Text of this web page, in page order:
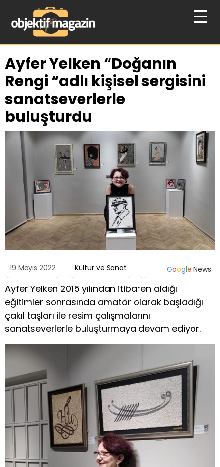
Ayfer Yelken “Doğanın
Rengi “adlı kişisel sergisini
sanatseverlerle
buluşturdu
19 Mayıs 2022 Kültür ve Sanat Google News
Ayfer Yelken 2015 yılından itibaren aldığı
eğitimler sonrasında amatör olarak başladığı
çakıl taşları ile resim çalışmalarını
sanatseverlerle buluşturmaya devam ediyor.